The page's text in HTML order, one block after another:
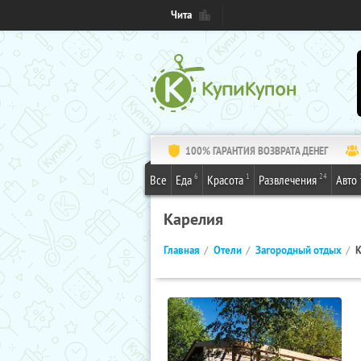
Чита
100% ГАРАНТИЯ ВОЗВРАТА ДЕНЕГ
Все Еда 6 Красота 1 Развлечения 24 Авто
Карелия
Главная Отели Загородный отдых